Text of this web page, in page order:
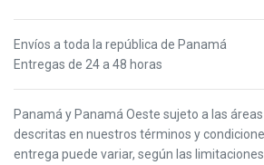
Envíos a toda la república de Panamá
Entregas de 24 a 48 horas
Panamá y Panamá Oeste sujeto a las
descritas en nuestros términos y
entrega puede variar, según las